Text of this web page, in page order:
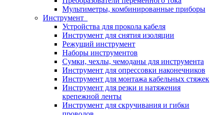
Мультиметры, комбинированные приборы
Инструмент
Устройства для прокола кабеля
Инструмент для снятия изоляции
Режущий инструмент
Наборы инструментов
Сумки, чехлы, чемоданы для инструмента
Инструмент для опрессовки наконечников
Инструмент для монтажа кабельных стяжек
Инструмент для резки и натяжения
крепежной ленты
Инструмент для скручивания и гибки